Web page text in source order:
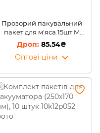
Прозорий пакувальний
пакет для м'яса 15шт M
(80х205 мм)
85.54₴
Оптові ціни